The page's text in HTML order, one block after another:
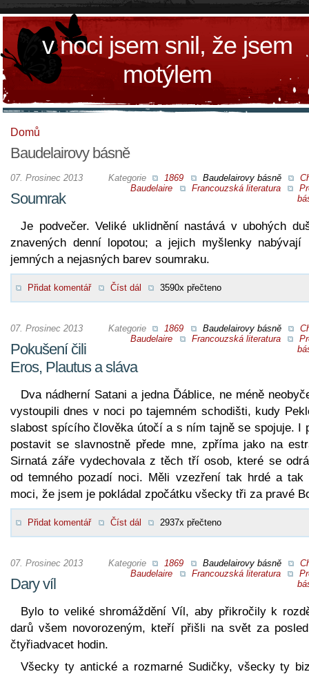
v noci jsem snil, že jsem
motýlem
Domů
Baudelairovy básně
Kategorie 1869 Baudelairovy básně
Baudelaire
Francouzská literatura
07. Prosinec 2013
Soumrak
Je podvečer. Veliké uklidnění nastává v ubohých
znavených denní lopotou; a jejich myšlenky nabývají
jemných a nejasných barev soumraku.
Přidat komentář Číst dál 3590x přečteno
Kategorie 1869 Baudelairovy básně
Baudelaire
Francouzská literatura
07. Prosinec 2013
Pokušení čili
Eros, Plautus a sláva
Dva nádherní Satani a jedna Ďáblice, ne méně
vystoupili dnes v noci po tajemném schodišti, kudy
slabost spícího člověka útočí a s ním tajně se spojuje. I
postavit se slavnostně přede mne, zpříma jako na
Sirnatá záře vydechovala z těch tří osob, které se
od temného pozadí noci. Měli vzezření tak hrdé a tak
moci, že jsem je pokládal zpočátku všecky tři za pravé
Přidat komentář Číst dál 2937x přečteno
Kategorie 1869 Baudelairovy básně
Baudelaire
Francouzská literatura
07. Prosinec 2013
Dary víl
Bylo to veliké shromáždění Víl, aby přikročily k
darů všem novorozeným, kteří přišli na svět za
čtyřiadvacet hodin.
Všecky ty antické a rozmarné Sudičky, všecky ty